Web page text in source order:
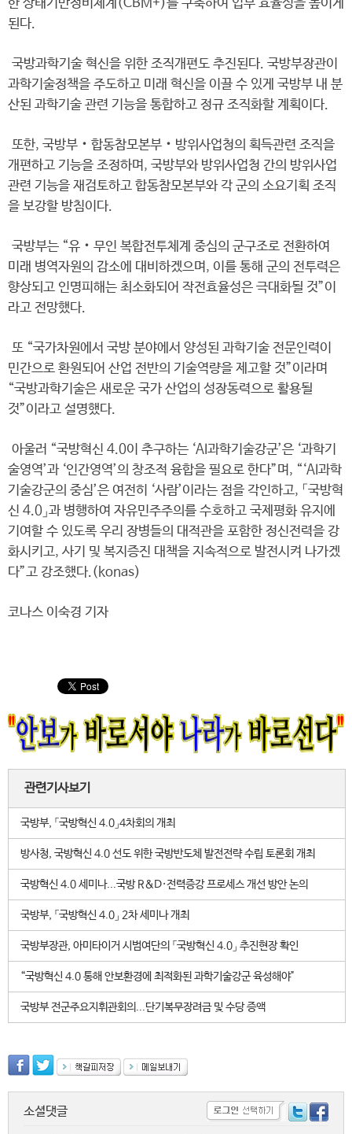
한 상태기반정비체계(CBM+)를 구축하여 업무 효율성을 높이게
된다.
국방과학기술 혁신을 위한 조직개편도 추진된다. 국방부장관이
과학기술정책을 주도하고 미래 혁신을 이끌 수 있게 국방부 내 분
산된 과학기술 관련 기능을 통합하고 정규 조직화할 계획이다.
또한, 국방부‧합동참모본부‧방위사업청의 획득관련 조직을
개편하고 기능을 조정하며, 국방부와 방위사업청 간의 방위사업
관련 기능을 재검토하고 합동참모본부와 각 군의 소요기획 조직
을 보강할 방침이다.
국방부는 “유‧무인 복합전투체계 중심의 군구조로 전환하여
미래 병역자원의 감소에 대비하겠으며, 이를 통해 군의 전투력은
향상되고 인명피해는 최소화되어 작전효율성은 극대화될 것”이
라고 전망했다.
또 “국가차원에서 국방 분야에서 양성된 과학기술 전문인력이
민간으로 환원되어 산업 전반의 기술역량을 제고할 것”이라며
“국방과학기술은 새로운 국가 산업의 성장동력으로 활용될
것”이라고 설명했다.
아울러 “국방혁신 4.0이 추구하는 ‘AI과학기술강군’은 ‘과학기
술영역’과 ‘인간영역’의 창조적 융합을 필요로 한다”며, “‘AI과학
기술강군의 중심’은 여전히 ‘사람’이라는 점을 각인하고, 「국방혁
신 4.0」과 병행하여 자유민주주의를 수호하고 국제평화 유지에
기여할 수 있도록 우리 장병들의 대적관을 포함한 정신전력을 강
화시키고, 사기 및 복지증진 대책을 지속적으로 발전시켜 나가겠
다”고 강조했다.(konas)
코나스 이숙경 기자
관련기사보기
국방부, 「국방혁신 4.0」4차회의 개최
방사청, 국방혁신 4.0 선도 위한 국방반도체 발전전략 수립 토론회 개최
국방혁신 4.0 세미나...국방 R&D·전력증강 프로세스 개선 방안 논의
국방부, 「국방혁신 4.0」 2차 세미나 개최
국방부장관, 아미타이거 시범여단의 「국방혁신 4.0」 추진현장 확인
“국방혁신 4.0 통해 안보환경에 최적화된 과학기술강군 육성해야"
국방부 전군주요지휘관회의...단기복무장려금 및 수당 증액
소셜댓글